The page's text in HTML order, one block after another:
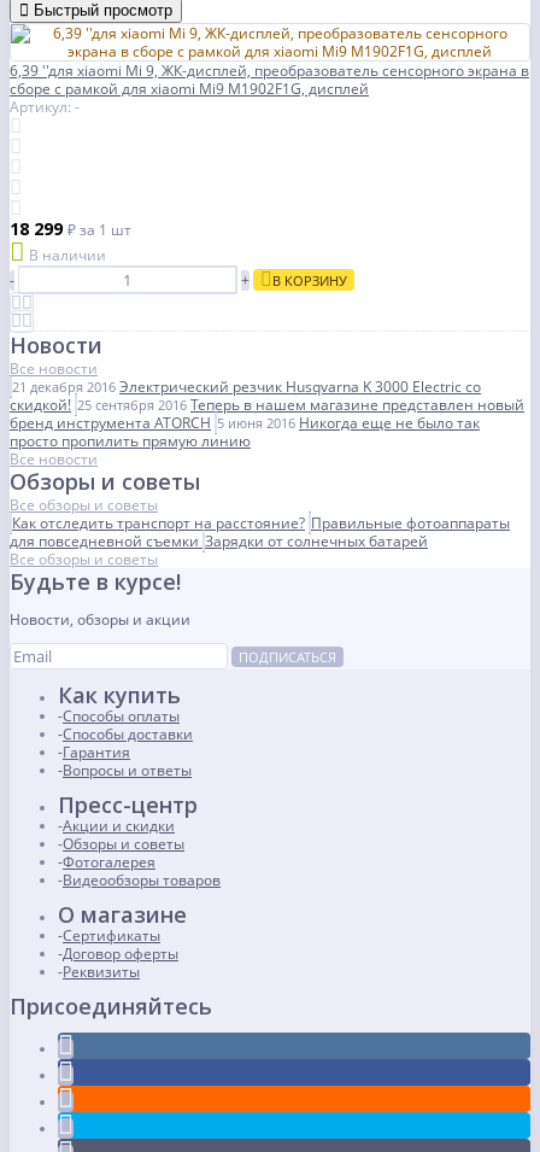
Быстрый просмотр
6,39 ''для xiaomi Mi 9, ЖК-дисплей, преобразователь сенсорного экрана в
сборе с рамкой для xiaomi Mi9 M1902F1G, дисплей
Артикул: -
18 299₽за 1 шт
В наличии
-
+ В КОРЗИНУ
Новости
Все новости
21 декабря 2016 Электрический резчик Husqvarna K 3000 Electric со
скидкой! 25 сентября 2016 Теперь в нашем магазине представлен новый
бренд инструмента ATORCH 5 июня 2016 Никогда еще не было так
просто пропилить прямую линию
Все новости
Обзоры и советы
Все обзоры и советы
Как отследить транспорт на расстояние? Правильные фотоаппараты
для повседневной съемки Зарядки от солнечных батарей
Все обзоры и советы
Будьте в курсе!
Новости, обзоры и акции
ПОДПИСАТЬСЯ
Как купить
Способы оплаты
Способы доставки
Гарантия
Вопросы и ответы
Пресс-центр
Акции и скидки
Обзоры и советы
Фотогалерея
Видеообзоры товаров
О магазине
Сертификаты
Договор оферты
Реквизиты
Присоединяйтесь